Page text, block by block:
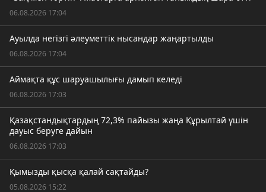
06.08.2026 17:04
Ауылда негізгі әлеуметтік нысандар жаңартылды
06.08.2026 17:04
Аймақта құс шаруашылығы дамып келеді
06.08.2026 17:03
Қазақстандықтардың 72,3% пайызы жаңа Құрылтай үшін
дауыс беруге дайын
06.08.2026 17:03
Қымызды қысқа қалай сақтайды?
05.08.2026 15:22